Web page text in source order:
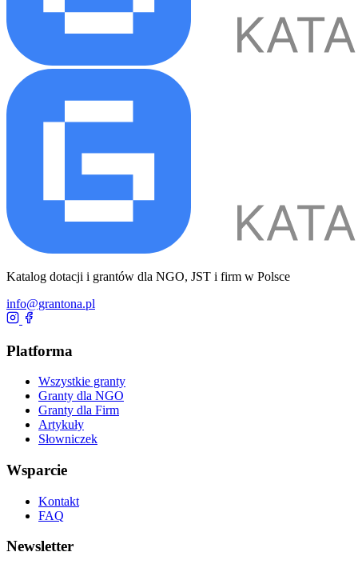
Katalog dotacji i grantów dla NGO, JST i firm w Polsce
info@grantona.pl
Platforma
Wszystkie granty
Granty dla NGO
Granty dla Firm
Artykuły
Słowniczek
Wsparcie
Kontakt
FAQ
Newsletter